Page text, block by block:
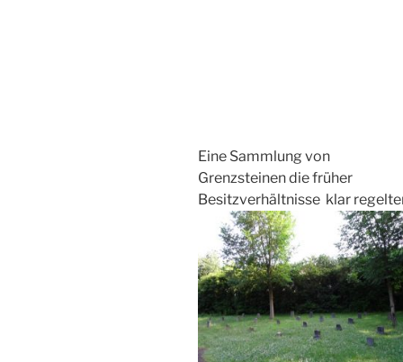
Eine Sammlung von
Grenzsteinen die früher
Besitzverhältnisse klar